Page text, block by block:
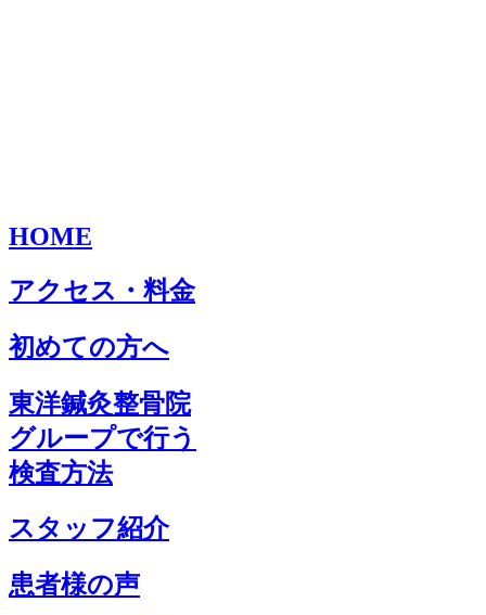
HOME
アクセス・料金
初めての方へ
東洋鍼灸整骨院
グループで行う
検査方法
スタッフ紹介
患者様の声